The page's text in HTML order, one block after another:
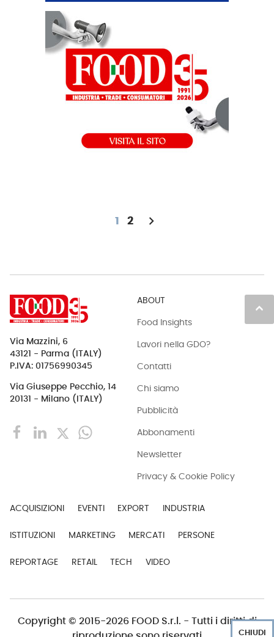
1 2 chevron_right
keyboard_arrow_up
Via Mazzini, 6
43121 - Parma (ITALY)
P.IVA: 01756990345
Via Giuseppe Pecchio, 14
20131 - Milano (ITALY)
ABOUT
Food Insights
Lavori nella GDO?
Contatti
Chi siamo
Pubblicità
Abbonamenti
Newsletter
Privacy & Cookie Policy
ACQUISIZIONI EVENTI EXPORT INDUSTRIA
ISTITUZIONI MARKETING MERCATI PERSONE
REPORTAGE RETAIL TECH VIDEO
Copyright © 2015-2026 FOOD S.r.l. - Tutti i diritti di
CHIUDI